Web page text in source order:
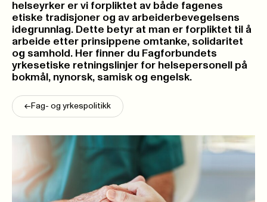
helseyrker er vi forpliktet av både fagenes
etiske tradisjoner og av arbeiderbevegelsens
idegrunnlag. Dette betyr at man er forpliktet til å
arbeide etter prinsippene omtanke, solidaritet
og samhold. Her finner du Fagforbundets
yrkesetiske retningslinjer for helsepersonell på
bokmål, nynorsk, samisk og engelsk.
<- Fag- og yrkespolitikk